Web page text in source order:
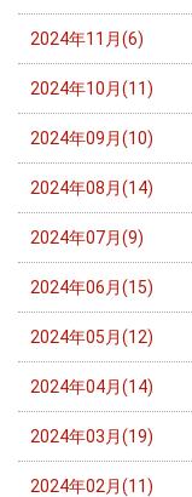
2024年11月(6)
2024年10月(11)
2024年09月(10)
2024年08月(14)
2024年07月(9)
2024年06月(15)
2024年05月(12)
2024年04月(14)
2024年03月(19)
2024年02月(11)